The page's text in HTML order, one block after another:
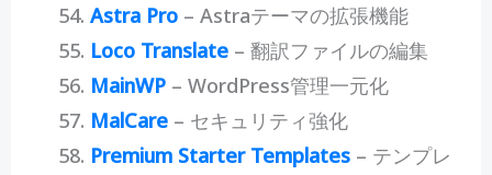
Astra Pro – Astraテーマの拡張機能
Loco Translate– 翻訳ファイルの編集
MainWP– WordPress管理一元化
MalCare– セキュリティ強化
Premium Starter Templates– テンプレ